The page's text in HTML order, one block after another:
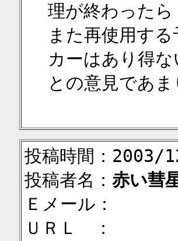
理が終わったら
また再使用す
カーはあり得な
との意見であ
投稿時間：
投稿者名： 赤い彗
Ｅメール：
ＵＲＬ ：